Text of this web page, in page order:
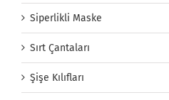
Siperlikli Maske
Sırt Çantaları
Şişe Kılıfları